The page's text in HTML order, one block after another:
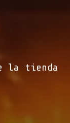
la tienda​